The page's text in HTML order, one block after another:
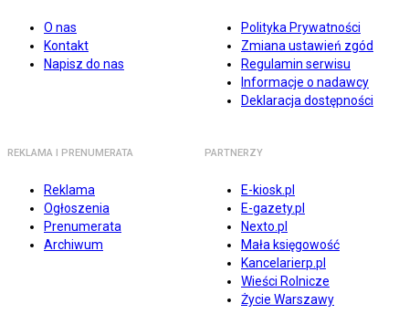
O nas
Kontakt
Napisz do nas
Polityka Prywatności
Zmiana ustawień zgód
Regulamin serwisu
Informacje o nadawcy
Deklaracja dostępności
REKLAMA I PRENUMERATA
Reklama
Ogłoszenia
Prenumerata
Archiwum
PARTNERZY
E-kiosk.pl
E-gazety.pl
Nexto.pl
Mała księgowość
Kancelarierp.pl
Wieści Rolnicze
Życie Warszawy